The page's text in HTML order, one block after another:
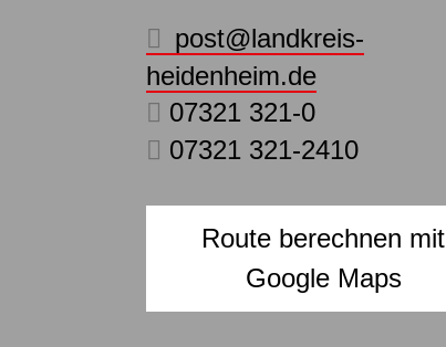
post@landkreis-
heidenheim.de
07321 321-0
07321 321-2410
Route berechnen mit
Google Maps